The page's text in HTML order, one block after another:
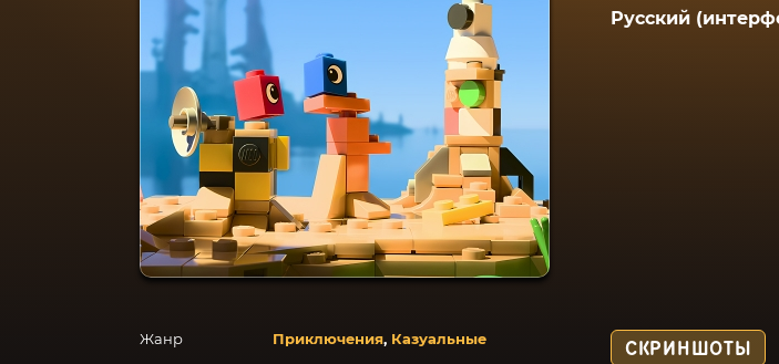
Русский
Жанр Приключения, Казуальные
СКРИНШОТЫ